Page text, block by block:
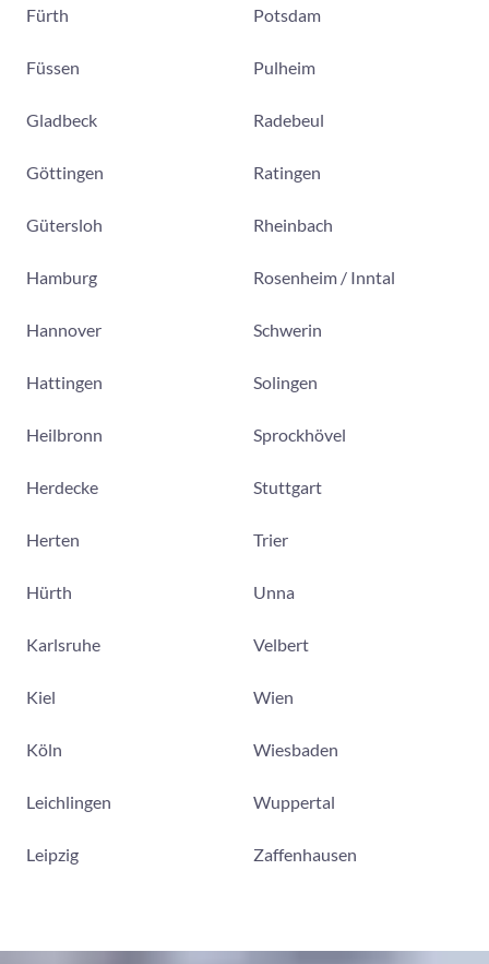
Fürth
Füssen
Gladbeck
Göttingen
Gütersloh
Hamburg
Hannover
Hattingen
Heilbronn
Herdecke
Herten
Hürth
Karlsruhe
Kiel
Köln
Leichlingen
Leipzig
Potsdam
Pulheim
Radebeul
Ratingen
Rheinbach
Rosenheim / Inntal
Schwerin
Solingen
Sprockhövel
Stuttgart
Trier
Unna
Velbert
Wien
Wiesbaden
Wuppertal
Zaffenhausen